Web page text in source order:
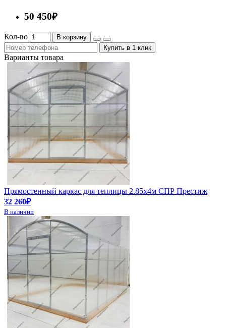
50 450₽
Кол-во
В корзину
Купить в 1 клик
Варианты товара
Прямостенный каркас для теплицы 2.85х4м СПР Престиж
32 260₽
В наличии